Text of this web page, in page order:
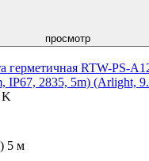
просмотр
герметичная RTW-PS-
IP67, 2835, 5m) (Arlight,
K
5 м